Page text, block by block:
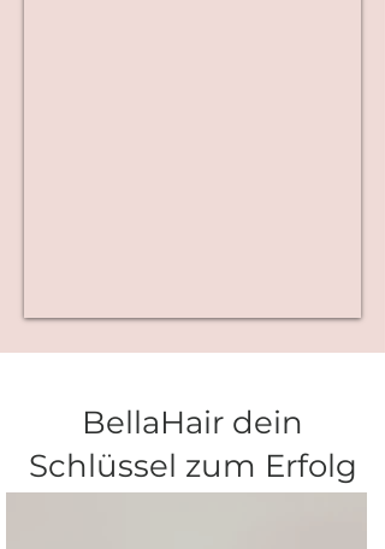
BellaHair dein
Schlüssel zum Erfolg